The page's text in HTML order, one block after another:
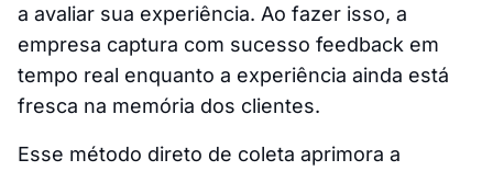
a avaliar sua experiência. Ao fazer isso, a
empresa captura com sucesso feedback em
tempo real enquanto a experiência ainda está
fresca na memória dos clientes.
Esse método direto de coleta aprimora a